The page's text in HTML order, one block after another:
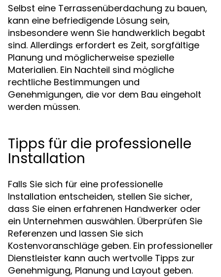
Selbst eine Terrassenüberdachung zu bauen,
kann eine befriedigende Lösung sein,
insbesondere wenn Sie handwerklich begabt
sind. Allerdings erfordert es Zeit, sorgfältige
Planung und möglicherweise spezielle
Materialien. Ein Nachteil sind mögliche
rechtliche Bestimmungen und
Genehmigungen, die vor dem Bau eingeholt
werden müssen.
Tipps für die professionelle
Installation
Falls Sie sich für eine professionelle
Installation entscheiden, stellen Sie sicher,
dass Sie einen erfahrenen Handwerker oder
ein Unternehmen auswählen. Überprüfen Sie
Referenzen und lassen Sie sich
Kostenvoranschläge geben. Ein professioneller
Dienstleister kann auch wertvolle Tipps zur
Genehmigung, Planung und Layout geben.